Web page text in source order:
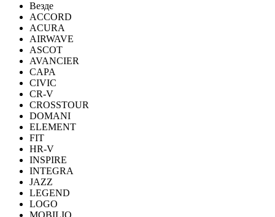
Везде
ACCORD
ACURA
AIRWAVE
ASCOT
AVANCIER
CAPA
CIVIC
CR-V
CROSSTOUR
DOMANI
ELEMENT
FIT
HR-V
INSPIRE
INTEGRA
JAZZ
LEGEND
LOGO
MOBILIO